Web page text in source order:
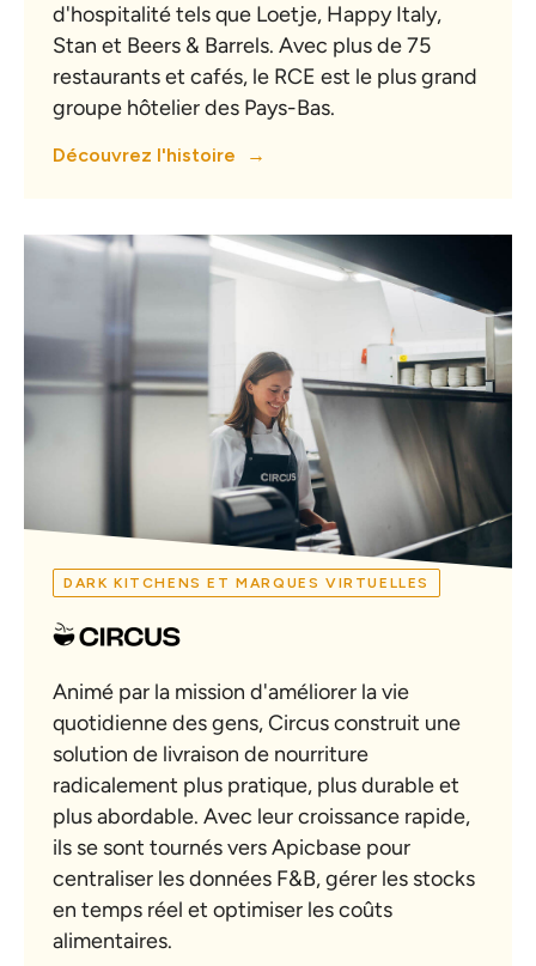
d'hospitalité tels que Loetje, Happy Italy,
Stan et Beers & Barrels. Avec plus de 75
restaurants et cafés, le RCE est le plus grand
groupe hôtelier des Pays-Bas.
Découvrez l'histoire
DARK KITCHENS ET MARQUES VIRTUELLES
Animé par la mission d'améliorer la vie
quotidienne des gens, Circus construit une
solution de livraison de nourriture
radicalement plus pratique, plus durable et
plus abordable. Avec leur croissance rapide,
ils se sont tournés vers Apicbase pour
centraliser les données F&B, gérer les stocks
en temps réel et optimiser les coûts
alimentaires.